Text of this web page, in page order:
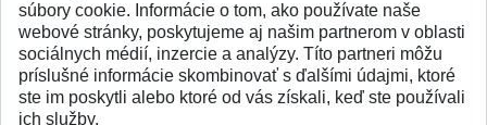
SPÄŤ NA VRCH
súbory cookie. Informácie o tom, ako používate naše
webové stránky, poskytujeme aj našim partnerom v oblasti
sociálnych médií, inzercie a analýzy. Títo partneri môžu
príslušné informácie skombinovať s ďalšími údajmi, ktoré
ste im poskytli alebo ktoré od vás získali, keď ste používali
ich služby.